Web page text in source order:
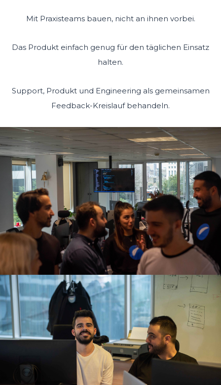
Mit Praxisteams bauen, nicht an ihnen vorbei.
Das Produkt einfach genug für den täglichen Einsatz
halten.
Support, Produkt und Engineering als gemeinsamen
Feedback-Kreislauf behandeln.